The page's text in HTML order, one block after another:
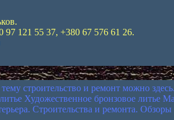
97 121 55 37, +380 67 576 61 26.
строительство и ремонт можно здесь.
Художественное бронзовое литье
Строительства и ремонта. Обзоры